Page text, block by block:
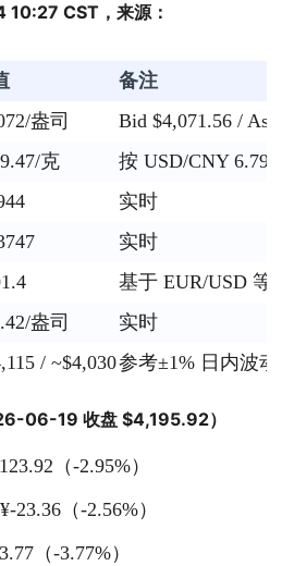
CST，来源：
备注
盎司
Bid $4,071.56 /
克
按 USD/CNY
实时
实时
基于 EUR/USD 等
盎司
实时
/ ~$4,030参考±1% 日内波
06-19 收盘 $4,195.92）
（-2.95%）
（-2.56%）
（-3.77%）